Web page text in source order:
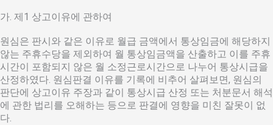
가. 제1 상고이유에 관하여
원심은 판시와 같은 이유로 월급 금액에서 통상임금에 해당하지
않는 주휴수당을 제외하여 월 통상임금액을 산출하고 이를 주휴
시간이 포함되지 않은 월 소정근로시간으로 나누어 통상시급을
산정하였다. 원심판결 이유를 기록에 비추어 살펴보면, 원심의
판단에 상고이유 주장과 같이 통상시급 산정 또는 처분문서 해석
에 관한 법리를 오해하는 등으로 판결에 영향을 미친 잘못이 없
다.